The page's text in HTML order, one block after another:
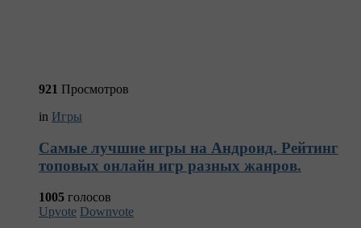
921 Просмотров
in Игры
Самые лучшие игры на Андроид. Рейтинг
топовых онлайн игр разных жанров.
1005 голосов
Upvote Downvote